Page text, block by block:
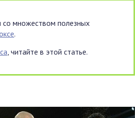
со множеством полезных
.
, читайте в этой статье.